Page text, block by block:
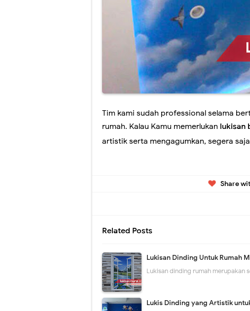
Tim kami sudah professional selama
rumah. Kalau Kamu memerlukan lukisan
artistik serta mengagumkan, segera
Share
Related Posts
Lukisan Dinding Untuk Rumah
Lukisan dinding rumah merupakan
Lukis Dinding yang Artistik